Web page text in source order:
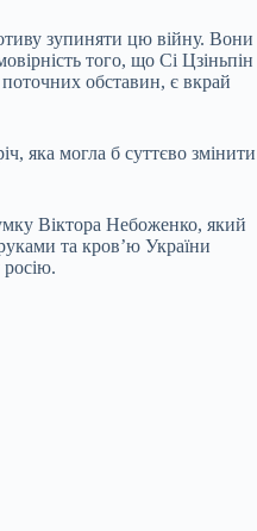
зупиняти цю війну. Вони
того, що Сі Цзіньпін
обставин, є вкрай
яка могла б суттєво змінити
Віктора Небоженко, який
та кров’ю України
росію.